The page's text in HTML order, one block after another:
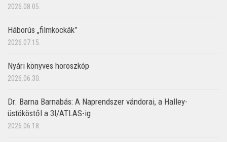
2026.08.05.
Háborús „filmkockák”
2026.07.15.
Nyári könyves horoszkóp
2026.06.30.
Dr. Barna Barnabás: A Naprendszer vándorai, a Halley-
üstököstől a 3I/ATLAS-ig
2026.06.18.